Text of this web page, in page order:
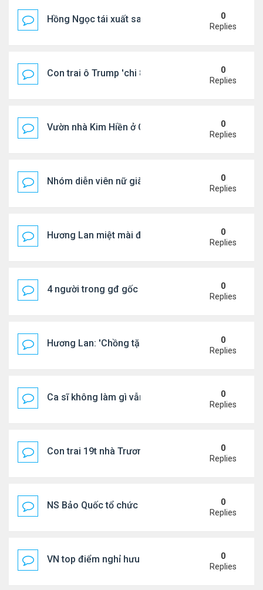
Hồng Ngọc tái xuất sau nhiều năm ở ẩn
0
Replies
Con trai ô Trump 'chi 8.5 triệu để xóa ràng buộc
0
Replies
Vườn nhà Kim Hiền ở California
0
Replies
Nhóm diễn viên nữ giàu nhất thế giới
0
Replies
Hương Lan miệt mài đi hát ở tuổi 70
0
Replies
4 người trong gđ gốc Việt thiệt mạng vì tai nạn xe
0
Replies
Hương Lan: 'Chồng tặng tôi khu vườn tình yêu'
0
Replies
Ca sĩ không làm gì vẫn kiếm được 400 triệu đồng/
0
Replies
Con trai 19t nhà Trương Bá Chi - Tạ Đình Phong
0
Replies
NS Bảo Quốc tổ chức sn cho bà xã
0
Replies
VN top điểm nghỉ hưu lý tưởng cho người Mỹ
0
Replies